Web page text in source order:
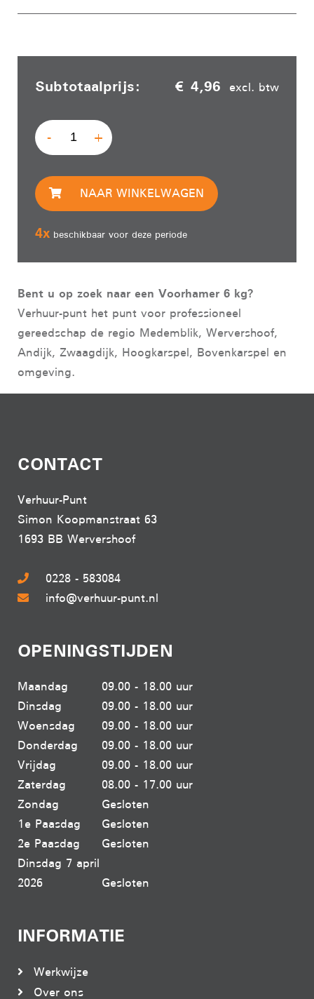
Subtotaalprijs: € 4,96 excl. btw
- +
NAAR WINKELWAGEN
4x beschikbaar voor deze periode
Bent u op zoek naar een Voorhamer 6 kg?
Verhuur-punt het punt voor professioneel
gereedschap de regio Medemblik, Wervershoof,
Andijk, Zwaagdijk, Hoogkarspel, Bovenkarspel en
omgeving.
CONTACT
Verhuur-Punt
Simon Koopmanstraat 63
1693 BB Wervershoof
0228 - 583084
info@verhuur-punt.nl
OPENINGSTIJDEN
Maandag
09.00 - 18.00 uur
Dinsdag
09.00 - 18.00 uur
Woensdag
09.00 - 18.00 uur
Donderdag
09.00 - 18.00 uur
Vrijdag
09.00 - 18.00 uur
Zaterdag
08.00 - 17.00 uur
Zondag
Gesloten
1e Paasdag
Gesloten
2e Paasdag
Gesloten
Dinsdag 7 april
2026
Gesloten
INFORMATIE
Werkwijze
Over ons